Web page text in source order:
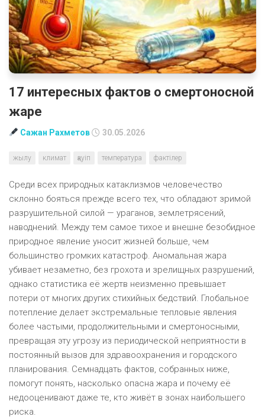
17 интересных фактов о смертоносной
жаре
Сажан Рахметов 30.05.2026
жылу климат қауіп температура фактілер
Среди всех природных катаклизмов человечество
склонно бояться прежде всего тех, что обладают зримой
разрушительной силой — ураганов, землетрясений,
наводнений. Между тем самое тихое и внешне безобидное
природное явление уносит жизней больше, чем
большинство громких катастроф. Аномальная жара
убивает незаметно, без грохота и зрелищных разрушений,
однако статистика её жертв неизменно превышает
потери от многих других стихийных бедствий. Глобальное
потепление делает экстремальные тепловые явления
более частыми, продолжительными и смертоносными,
превращая эту угрозу из периодической неприятности в
постоянный вызов для здравоохранения и городского
планирования. Семнадцать фактов, собранных ниже,
помогут понять, насколько опасна жара и почему её
недооценивают даже те, кто живёт в зонах наибольшего
риска.